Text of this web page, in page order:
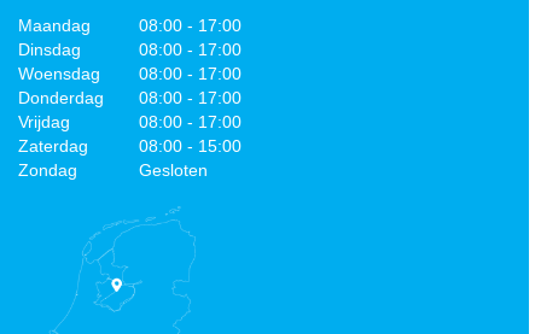
Maandag
08:00 - 17:00
Dinsdag
08:00 - 17:00
Woensdag
08:00 - 17:00
Donderdag
08:00 - 17:00
Vrijdag
08:00 - 17:00
Zaterdag
08:00 - 15:00
Zondag
Gesloten